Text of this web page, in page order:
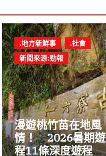
.地方新鮮事
.社會
新聞來源:勁報
漫遊桃竹苗在地風
情！ 2026暑期遊
程11條深度遊程體